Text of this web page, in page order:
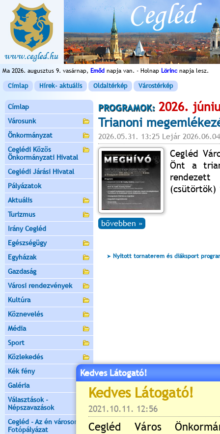
Ma 2026. augusztus 9. vasárnap, Emőd napja van. - Holnap Lörinc napja lesz.
Címlap Hírek- aktuális Oldaltérkép Várostérkép
Címlap
Városunk
Önkormányzat
Ceglédi Közös
Önkormányzati Hivatal
Ceglédi Járási Hivatal
Pályázatok
Aktuális
Turizmus
Irány Cegléd
Egészségügy
Egyházak
Gazdaság
Városi rendezvények
Kultúra
Köznevelés
Média
Sport
Közlekedés
Kék fény
Galéria
Választások -
Népszavazások
Cegléd - Az én városom -
Fotópályázat
PROGRAMOK: 2026.
Trianoni
2026.05.31. 13:25 Lejár
Cegléd
Önt a
rendezett
(csütörtök)
bővebben »
Nyitott tornaterem és diáksport
Kedves Látogató!